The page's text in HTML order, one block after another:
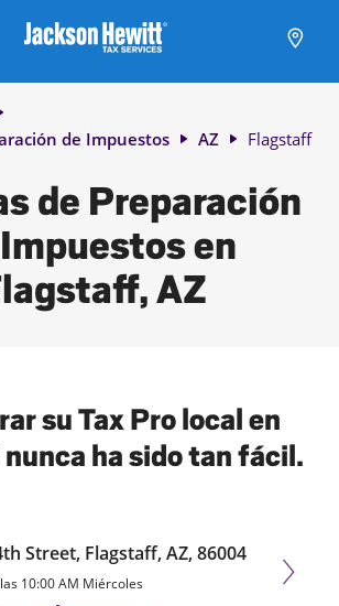
de Impuestos
AZ Flagstaff
de Preparación
en
AZ
su Tax Pro local en
ha sido tan fácil.
Street, Flagstaff, AZ, 86004
10:00 AM Miércoles